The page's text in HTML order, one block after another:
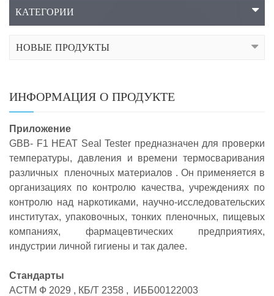
КАТЕГОРИИ
НОВЫЕ ПРОДУКТЫ
ИНФОРМАЦИЯ О ПРОДУКТЕ
Приложение
GBB- F1 HEAT SealTester предназначен для проверки
температуры, давления и времени термосваривания
различных пленочных материалов . Он применяется в
организациях по контролю качества, учреждениях по
контролю над наркотиками, научно-исследовательских
институтах, упаковочных, тонких пленочных, пищевых
компаниях, фармацевтических предприятиях,
индустрии личной гигиены и так далее.
Стандарты
АСТМ Ф 2029 , КБ/Т 2358 , ИББ00122003